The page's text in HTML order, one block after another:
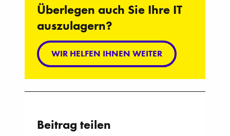
Überlegen auch Sie Ihre IT
auszulagern?
WIR HELFEN IHNEN WEITER
Beitrag teilen